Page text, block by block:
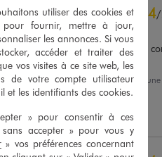
19
0
0
4/
Avis vérifié et récompensé
Manquejuste un service de
retouche
Avis du20/07/2026 , suite à
07/07/2026 parF.C.
Utile (0) Signaler
utiliser des cookies et
pour fournir, mettre à jour,
les annonces. Si vous
accéder et traiter des
vos visites à ce site web, les
de votre compte utilisateur
et les identifiants des cookies.
» pour consentir à ces
accepter » pour vous y
» vos préférences concernant